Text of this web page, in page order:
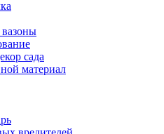
сада
материал